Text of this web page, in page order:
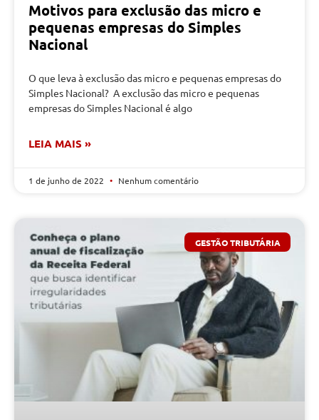
Motivos para exclusão das micro e
pequenas empresas do Simples
Nacional
O que leva à exclusão das micro e pequenas empresas do
Simples Nacional? A exclusão das micro e pequenas
empresas do Simples Nacional é algo
LEIA MAIS »
1 de junho de 2022 Nenhum comentário
GESTÃO TRIBUTÁRIA